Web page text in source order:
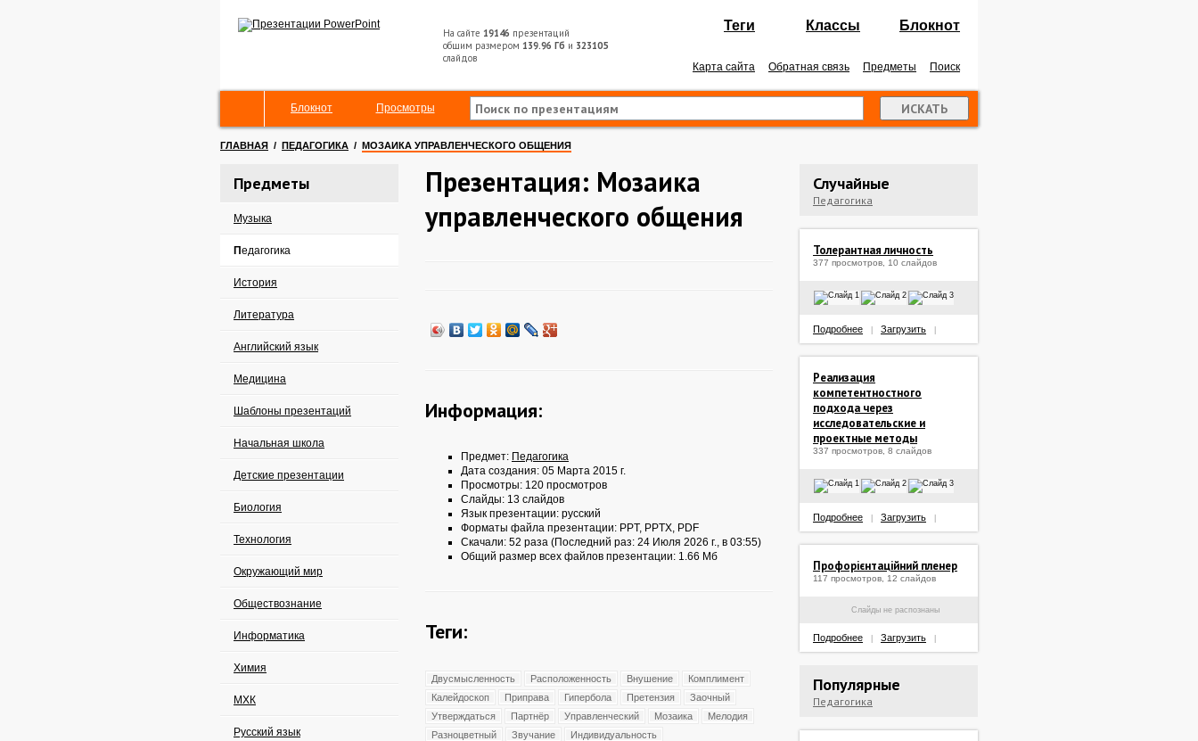
На сайте 19146 презентаций
общим размером 139.96 Гб и 323105
слайдов
Теги Классы Блокнот
Карта сайта Обратная связь Предметы Поиск
Блокнот Просмотры
ГЛАВНАЯ / ПЕДАГОГИКА / МОЗАИКА УПРАВЛЕНЧЕСКОГО ОБЩЕНИЯ
Предметы
Музыка
Педагогика
История
Литература
Английский язык
Медицина
Шаблоны презентаций
Начальная школа
Детские презентации
Биология
Технология
Окружающий мир
Обществознание
Информатика
Химия
МХК
Русский язык
Презентация: Мозаика
управленческого общения
Информация:
Предмет: Педагогика
Дата создания: 05 Марта 2015 г.
Просмотры: 120 просмотров
Слайды: 13 слайдов
Язык презентации: русский
Форматы файла презентации: PPT, PPTX, PDF
Скачали: 52 раза (Последний раз: 24 Июля 2026 г., в 03:55)
Общий размер всех файлов презентации: 1.66 Мб
Теги:
Двусмысленность Расположенность Внушение
Комплимент
Калейдоскоп
Приправа Гипербола Претензия
Заочный
Утверждаться
Партнёр Управленческий Мозаика
Мелодия
Разноцветный
Звучание Индивидуальность
Случайные
Педагогика
Толерантная личность
377 просмотров, 10 слайдов
Подробнее Загрузить
Реализация
компетентностного
подхода через
исследовательские и
проектные методы
337 просмотров, 8 слайдов
Подробнее Загрузить
Профорієнтаційний пленер
117 просмотров, 12 слайдов
Слайды не распознаны
Подробнее Загрузить
Популярные
Педагогика